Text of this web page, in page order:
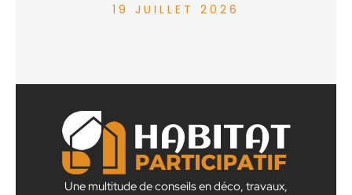
19 JUILLET 2026
Une multitude de conseils en déco, travaux,